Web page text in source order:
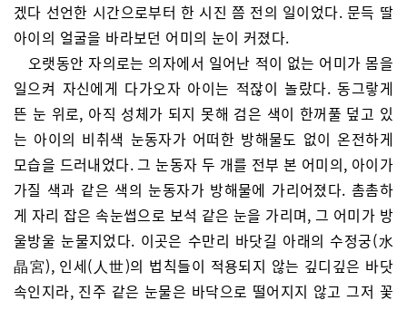
겠다 선언한 시간으로부터 한 시진 쯤 전의 일이었다. 문득 딸
아이의 얼굴을 바라보던 어미의 눈이 커졌다.
오랫동안 자의로는 의자에서 일어난 적이 없는 어미가 몸을
일으켜 자신에게 다가오자 아이는 적잖이 놀랐다. 동그랗게
뜬 눈 위로, 아직 성체가 되지 못해 검은 색이 한꺼풀 덮고 있
는 아이의 비취색 눈동자가 어떠한 방해물도 없이 온전하게
모습을 드러내었다. 그 눈동자 두 개를 전부 본 어미의, 아이가
가질 색과 같은 색의 눈동자가 방해물에 가리어졌다. 촘촘하
게 자리 잡은 속눈썹으로 보석 같은 눈을 가리며, 그 어미가 방
울방울 눈물지었다. 이곳은 수만리 바닷길 아래의 수정궁(水
晶宮), 인세(人世)의 법칙들이 적용되지 않는 깊디깊은 바닷
속인지라, 진주 같은 눈물은 바닥으로 떨어지지 않고 그저 꽃